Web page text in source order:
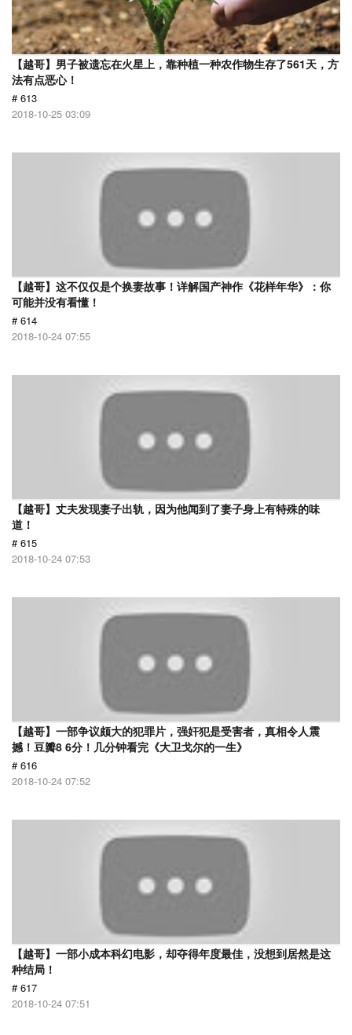
【越哥】男子被遗忘在火星上，靠种植一种农作物生存了561天，方
法有点恶心！
# 613
2018-10-25 03:09
【越哥】这不仅仅是个换妻故事！详解国产神作《花样年华》：你
可能并没有看懂！
# 614
2018-10-24 07:55
【越哥】丈夫发现妻子出轨，因为他闻到了妻子身上有特殊的味
道！
# 615
2018-10-24 07:53
【越哥】一部争议颇大的犯罪片，强奸犯是受害者，真相令人震
撼！豆瓣8 6分！几分钟看完《大卫戈尔的一生》
# 616
2018-10-24 07:52
【越哥】一部小成本科幻电影，却夺得年度最佳，没想到居然是这
种结局！
# 617
2018-10-24 07:51